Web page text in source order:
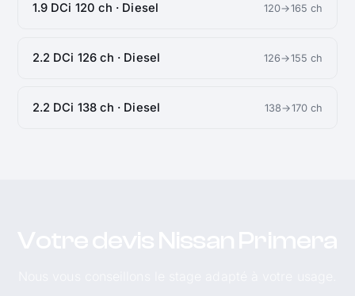
1.9 DCi 120 ch · Diesel 120→165 ch
2.2 DCi 126 ch · Diesel 126→155 ch
2.2 DCi 138 ch · Diesel 138→170 ch